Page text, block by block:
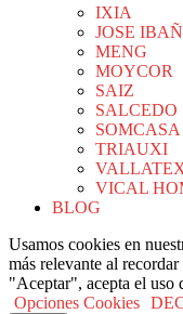
IXIA
JOSE
MENG
MOYCOR
SAIZ
SALCEDO
SOMCASA
TRIAUXI
VICAL
BLOG
Usamos cookies en
más relevante al
"Aceptar", acepta el uso
Opciones Cookies